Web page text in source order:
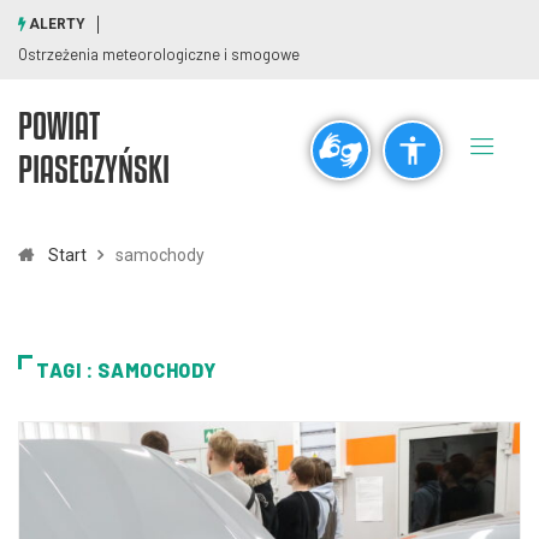
visibility_off title
Pomniejsz
Czcionki
add_circle_outline
ALERTY
Ostrzeżenia meteorologiczne i smogowe
POWIAT
PIASECZYŃSKI
Start samochody
TAGI : SAMOCHODY